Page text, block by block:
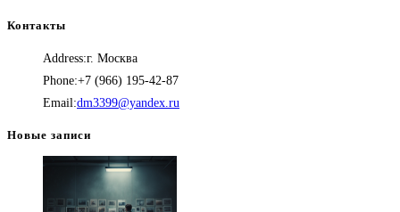
50,000.00₽
Контакты
Address:г. Москва
Phone:+7 (966) 195-42-87
Email:dm3399@yandex.ru
Новые записи